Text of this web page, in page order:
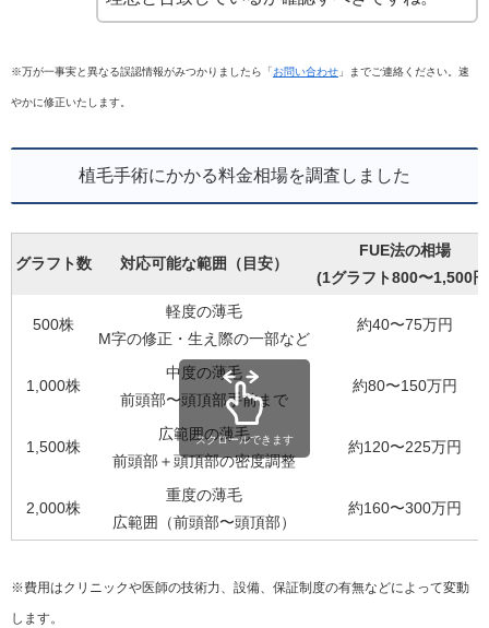
※万が一事実と異なる誤認情報がみつかりましたら「お問い合わせ 」までご連絡ください。速
やかに修正いたします。
植毛手術にかかる料金相場を調査しました
グラフト数 対応可能な範囲（目安）
FUE法の相場
(1グラフト800〜1,500
500株
軽度の薄毛
M字の修正・生え際の一部など
約40〜75万円
1,000株
中度の薄毛
前頭部〜頭頂部手前まで
約80〜150万円
1,500株
広範囲の薄毛
前頭部＋頭頂部の密度調整
約120〜225万円
2,000株
重度の薄毛
広範囲（前頭部〜頭頂部）
約160〜300万円
スクロールできます
※費用はクリニックや医師の技術力、設備、保証制度の有無などによって変動
します。